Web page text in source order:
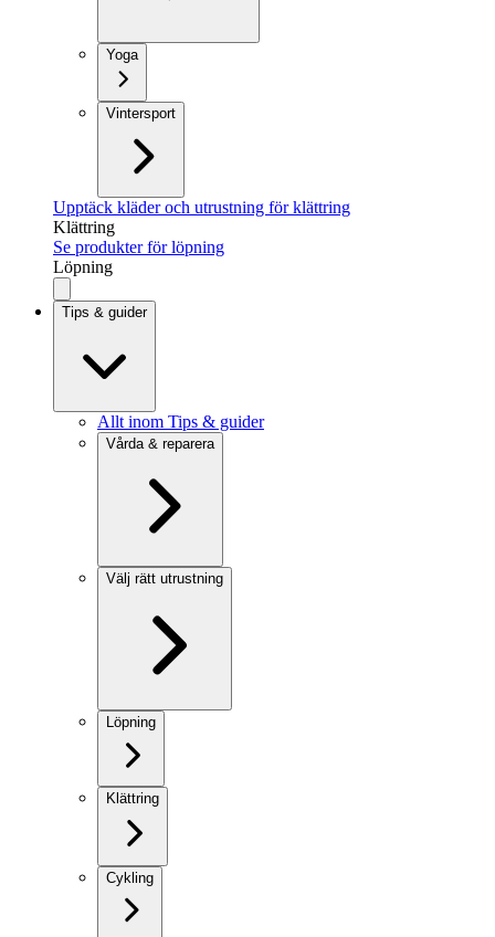
Yoga
Vintersport
Upptäck kläder och utrustning för klättring
Klättring
Se produkter för löpning
Löpning
Tips & guider
Allt inom Tips & guider
Vårda & reparera
Välj rätt utrustning
Löpning
Klättring
Cykling